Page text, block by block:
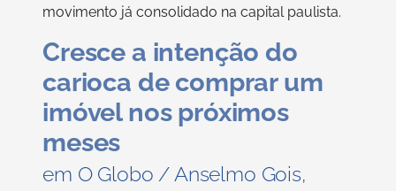
movimento já consolidado na capital paulista.
Cresce a intenção do
carioca de comprar um
imóvel nos próximos
meses
em O Globo / Anselmo Gois,